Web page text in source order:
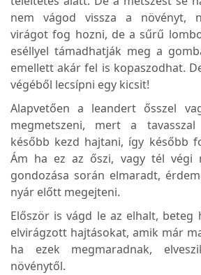
nem vágod vissza a növényt,
virágot fog hozni, de a sűrű
eséllyel támadhatják meg a
emellett akár fel is kopaszodhat.
végéből lecsípni egy kicsit!
Alapvetően a leandert ősszel
megmetszeni, mert a
később kezd hajtani, így később
Ám ha ez az őszi, vagy tél végi
gondozása során elmaradt,
nyár előtt megejteni.
Először is vágd le az elhalt, beteg
elvirágzott hajtásokat, amik már
ha ezek megmaradnak,
növénytől.